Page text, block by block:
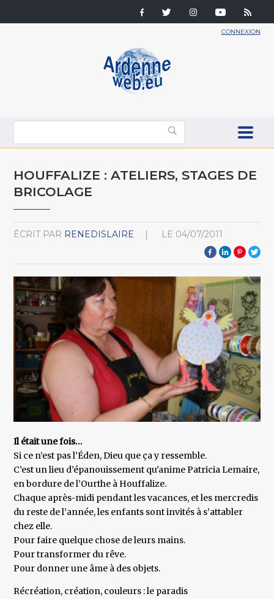
CONNEXION
HOUFFALIZE : ATELIERS, STAGES DE
BRICOLAGE
ÉCRIT PAR RENEDISLAIRE LE 04/07/2011
Il était une fois…
Si ce n’est pas l’Éden, Dieu que ça y ressemble.
C’est un lieu d’épanouissement qu'anime Patricia Lemaire,
en bordure de l’Ourthe à Houffalize.
Chaque après-midi pendant les vacances, et les mercredis
du reste de l’année, les enfants sont invités à s’attabler
chez elle.
Pour faire quelque chose de leurs mains.
Pour transformer du rêve.
Pour donner une âme à des objets.
Récréation, création, couleurs : le paradis